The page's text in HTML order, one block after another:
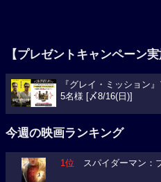
【プレゼントキャンペーン実
『グレイ・ミッション
5名様 [〆8/16(日)]
今週の映画ランキング
1位 スパイダーマン：